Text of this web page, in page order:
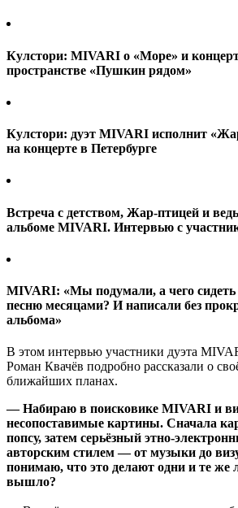
Кулстори: MIVARI о «Море» и
пространстве «Пушкин рядом»
Кулстори: дуэт MIVARI исполнит
на концерте в Петербурге
Встреча с детством, Жар-птицей и
альбоме MIVARI. Интервью с
MIVARI: «Мы подумали, а чего сидеть
песню месяцами? И написали без
альбома»
В этом интервью участники дуэта
Роман Квачёв подробно рассказали о
ближайших планах.
— Набираю в поисковике MIVARI и
несопоставимые картины. Сначала
попсу, затем серьёзный этно-
авторским стилем — от музыки до
понимаю, что это делают одни и те же
вышло?